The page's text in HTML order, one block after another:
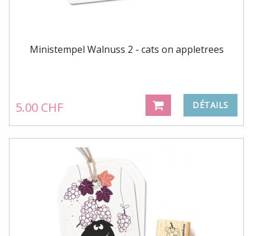
Ministempel Walnuss 2 - cats on appletrees
5.00 CHF DÉTAILS